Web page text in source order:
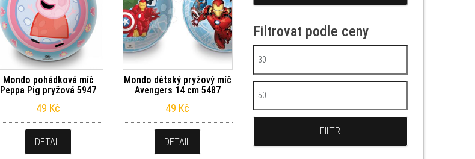
Mondo pohádková míč
Peppa Pig pryžová 5947
49 Kč
DETAIL
Mondo dětský pryžový míč
Avengers 14 cm 5487
49 Kč
DETAIL
Filtrovat podle ceny
Minimální cena
Maximální cena
FILTR